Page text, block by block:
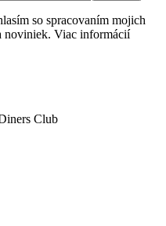
so spracovaním mojich
noviniek. Viac informácií